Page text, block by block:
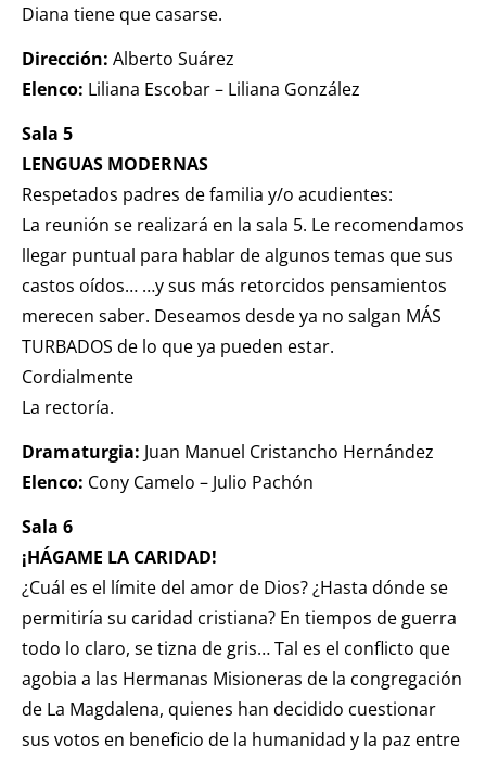
Diana tiene que casarse.
Dirección: Alberto Suárez
Elenco: Liliana Escobar – Liliana González
Sala 5
LENGUAS MODERNAS
Respetados padres de familia y/o acudientes:
La reunión se realizará en la sala 5. Le recomendamos
llegar puntual para hablar de algunos temas que sus
castos oídos… …y sus más retorcidos pensamientos
merecen saber. Deseamos desde ya no salgan MÁS
TURBADOS de lo que ya pueden estar.
Cordialmente
La rectoría.
Dramaturgia: Juan Manuel Cristancho Hernández
Elenco: Cony Camelo – Julio Pachón
Sala 6
¡HÁGAME LA CARIDAD!
¿Cuál es el límite del amor de Dios? ¿Hasta dónde se
permitiría su caridad cristiana? En tiempos de guerra
todo lo claro, se tizna de gris… Tal es el conflicto que
agobia a las Hermanas Misioneras de la congregación
de La Magdalena, quienes han decidido cuestionar
sus votos en beneficio de la humanidad y la paz entre